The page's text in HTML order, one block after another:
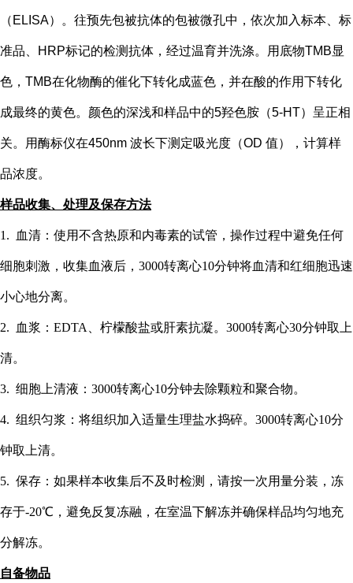
（ ELISA）。往预先包被抗体的包被微孔中，依次加入标本、标
准品、HRP标记的检测抗体，经过温育并洗涤。用底物TMB显
色，TMB在化物酶的催化下转化成蓝色，并在酸的作用下转化
成最终的黄色。颜色的深浅和样品中的5羟色胺（5-HT） 呈正相
关。用酶标仪在450nm 波长下测定吸光度（OD 值），计算样
品浓度。
样品收集、处理及保存方法
1. 血清：使用不含热原和内毒素的试管，操作过程中避免任何
细胞刺激，收集血液后，3000转离心10分钟将血清和红细胞迅速
小心地分离。
2. 血浆：EDTA、柠檬酸盐或肝素抗凝。3000转离心30分钟取上
清。
3. 细胞上清液：3000转离心10分钟去除颗粒和聚合物。
4. 组织匀浆：将组织加入适量生理盐水捣碎。3000转离心10分
钟取上清。
5. 保存：如果样本收集后不及时检测，请按一次用量分装，冻
存于-20℃，避免反复冻融，在室温下解冻并确保样品均匀地充
分解冻。
自备物品